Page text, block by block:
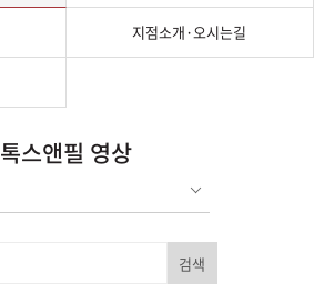
지점소개·오시는길
톡스앤필 영상
검색